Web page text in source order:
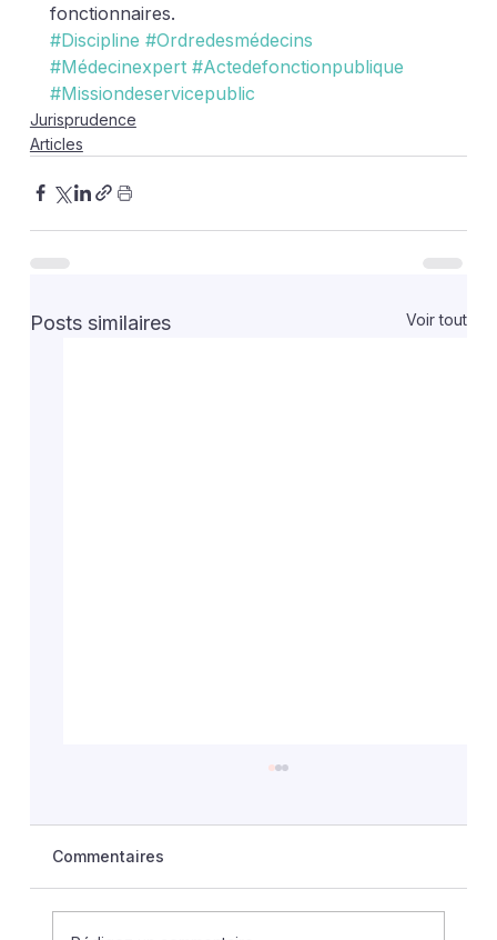
fonctionnaires.
#Discipline #Ordredesmédecins
#Médecinexpert #Actedefonctionpublique
#Missiondeservicepublic
Jurisprudence
Articles
Posts similaires Voir tout
Commentaires